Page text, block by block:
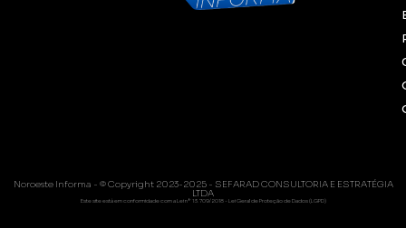
Noroeste Informa - © Copyright 2023-2025 - SEFARAD CONSULTORIA E ESTRATÉGIA
LTDA
Este site está em conformidade com a Lei nº 13.709/2018 - Lei Geral de Proteção de Dados (LGPD)